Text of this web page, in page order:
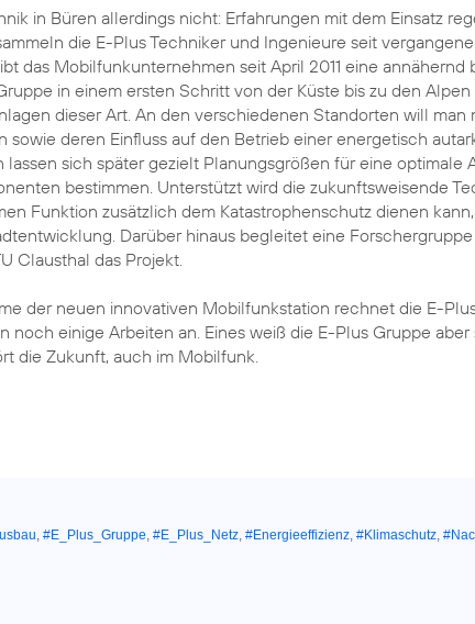
in Büren allerdings nicht: Erfahrungen mit dem Einsatz
die E-Plus Techniker und Ingenieure seit
das Mobilfunkunternehmen seit April 2011 eine annähernd
in einem ersten Schritt von der Küste bis zu den
dieser Art. An den verschiedenen Standorten will man
sowie deren Einfluss auf den Betrieb einer energetisch
lassen sich später gezielt Planungsgrößen für eine optimale
bestimmen. Unterstützt wird die zukunftsweisende
Funktion zusätzlich dem Katastrophenschutz dienen
Darüber hinaus begleitet eine
Clausthal das Projekt.
der neuen innovativen Mobilfunkstation rechnet die E-
noch einige Arbeiten an. Eines weiß die E-Plus Gruppe
die Zukunft, auch im Mobilfunk.
, #E_Plus_Gruppe, #E_Plus_Netz, #Energieeffizienz, #Klimaschutz,